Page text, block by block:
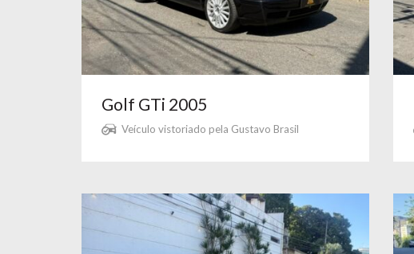
Golf GTi 2005
Veículo vistoriado pela Gustavo Brasil